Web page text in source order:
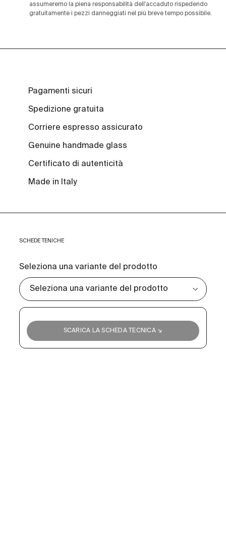
assumeremo la piena responsabilità dell'accaduto rispedendo
gratuitamente i pezzi danneggiati nel più breve tempo possibile.
Pagamenti sicuri
Spedizione gratuita
Corriere espresso assicurato
Genuine handmade glass
Certificato di autenticità
Made in Italy
SCHEDE TENICHE
Seleziona una variante del prodotto
SCARICA LA SCHEDA TECNICA ↘